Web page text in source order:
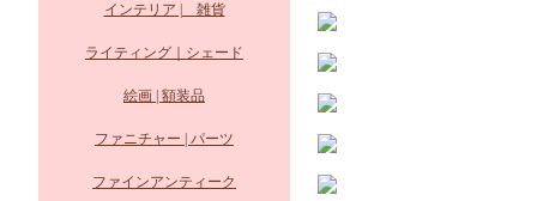
インテリア | 雑貨
ライティング｜シェード
絵画 | 額装品
ファニチャー | パーツ
ファインアンティーク